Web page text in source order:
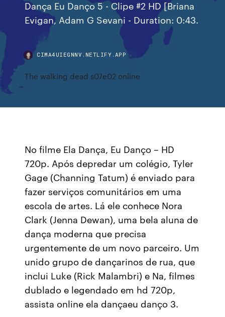
Dança Eu Danço 5 - Clipe #2 HD [Briana
Evigan, Adam G Sevani - Duration: 0:43.
CIMA4UIEGNNV.NETLIFY.APP
The walking dead s07e02 online
No filme Ela Dança, Eu Danço – HD
720p. Após depredar um colégio, Tyler
Gage (Channing Tatum) é enviado para
fazer serviços comunitários em uma
escola de artes. Lá ele conhece Nora
Clark (Jenna Dewan), uma bela aluna de
dança moderna que precisa
urgentemente de um novo parceiro. Um
unido grupo de dançarinos de rua, que
inclui Luke (Rick Malambri) e Na, filmes
dublado e legendado em hd 720p,
assista online ela dançaeu danço 3.